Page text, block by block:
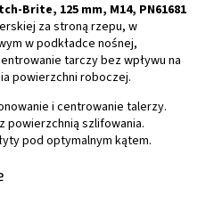
Brite, 125 mm, M14, PN61681
za stroną rzepu, w
w podkładce nośnej,
tarczy bez wpływu na
powierzchni roboczej.
i centrowanie talerzy.
powierzchnią szlifowania.
pod optymalnym kątem.